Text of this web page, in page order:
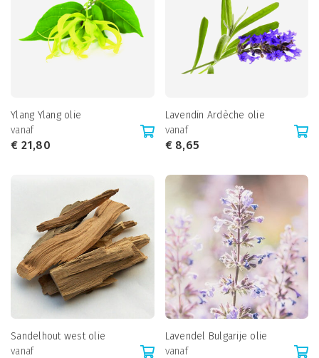
Ylang Ylang olie
vanaf
€ 21,80
Lavendin Ardèche olie
vanaf
€8,65
Sandelhout west olie
vanaf
Lavendel Bulgarije olie
vanaf